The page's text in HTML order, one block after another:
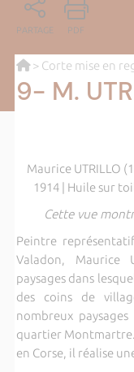
PARTAGE PDF
> Corte mise en
9- M.
Maurice UTRILLO
1914 | Huile sur
Cette vue
Peintre
Valadon, Maurice
paysages dans
des coins de
nombreux
quartier Montmartre.
en Corse, il réalise